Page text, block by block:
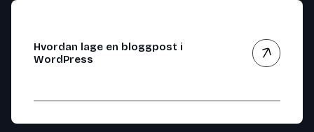
Hvordan lage en bloggpost i
WordPress